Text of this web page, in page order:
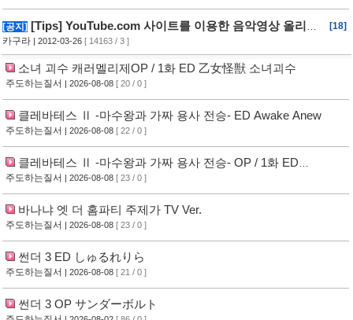
[공지] [Tips] YouTube.com 사이트를 이용한 음악영상 올리는
방법!!
[18]
카구라 | 2012-03-26 [ 14163 / 3 ]
소녀 괴수 캐러멜리제OP / 1화 ED 乙女怪獣 소녀괴수
주도하는질서 | 2026-08-08 [ 20 / 0 ]
클레바테스 Ⅱ -마수왕과 가짜 용사 전승- ED Awake Anew
주도하는질서 | 2026-08-08 [ 22 / 0 ]
클레바테스 Ⅱ -마수왕과 가짜 용사 전승- OP / 1화 ED
Foreshadow
주도하는질서 | 2026-08-08 [ 23 / 0 ]
바나냐 엣 더 홈파티 주제가 TV Ver.
주도하는질서 | 2026-08-08 [ 23 / 0 ]
썬더 3 ED しゅるれりら
주도하는질서 | 2026-08-08 [ 21 / 0 ]
썬더 3 OP サンダーボルト